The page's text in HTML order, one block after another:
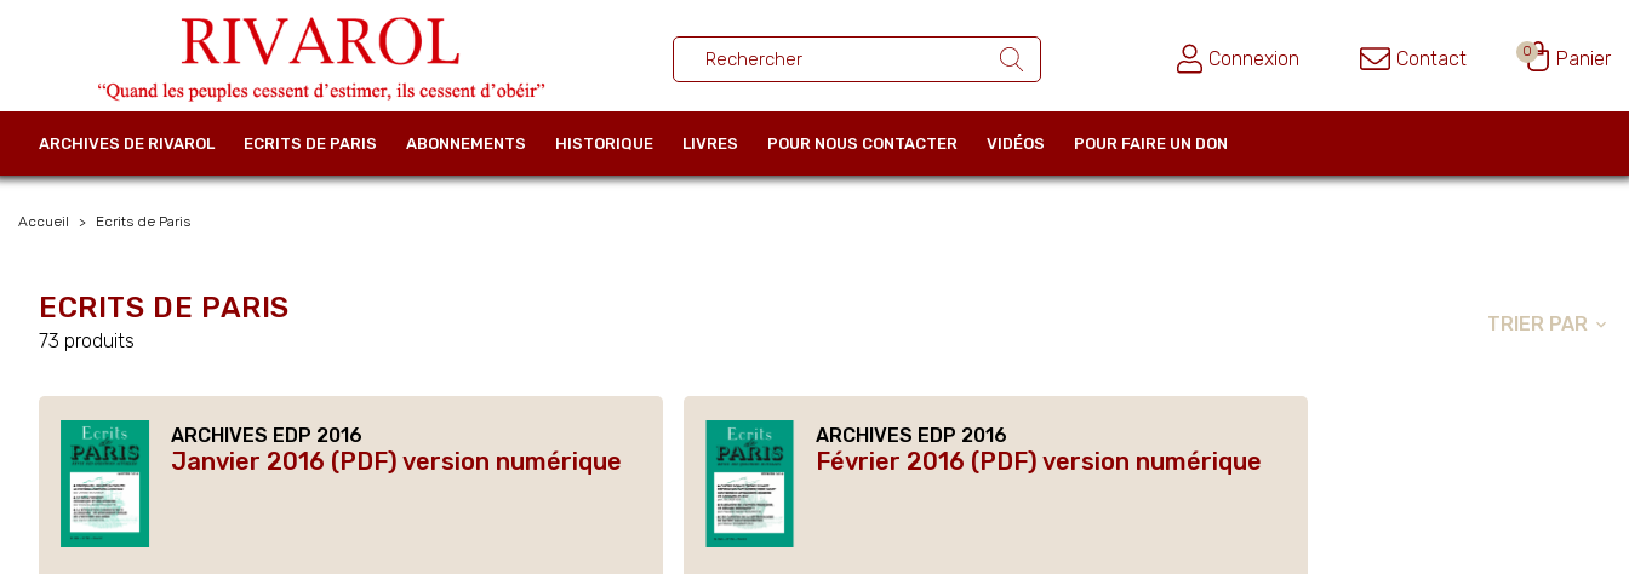
Connexion Contact 0 Panier
ARCHIVES DE RIVAROL ECRITS DE PARIS ABONNEMENTS HISTORIQUE LIVRES POUR NOUS CONTACTER VIDÉOS POUR FAIRE UN DON
Accueil Ecrits de Paris
ECRITS DE PARIS
73 produits
TRIER PAR expand_more
ARCHIVES EDP 2016
Janvier 2016 (PDF) version numérique
ARCHIVES EDP 2016
Février 2016 (PDF) version numérique